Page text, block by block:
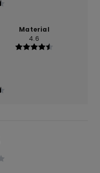
Material
4.6